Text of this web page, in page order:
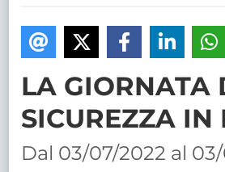
LA GIORNATA
SICUREZZA IN
Dal 03/07/2022 al